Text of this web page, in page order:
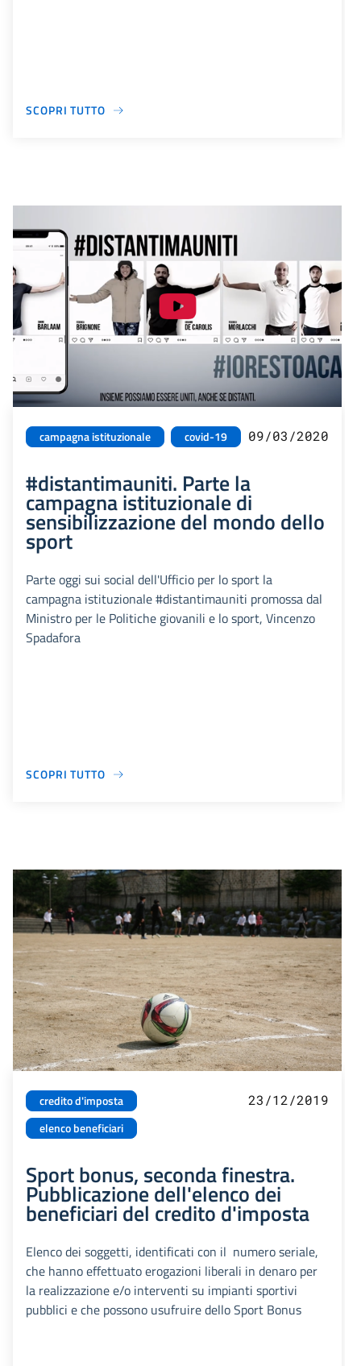
SCOPRI TUTTO
campagna istituzionale covid-19 09/03/2020
#distantimauniti. Parte la
campagna istituzionale di
sensibilizzazione del mondo dello
sport
Parte oggi sui social dell'Ufficio per lo sport la
campagna istituzionale #distantimauniti promossa dal
Ministro per le Politiche giovanili e lo sport, Vincenzo
Spadafora
SCOPRI TUTTO
credito d'imposta
elenco beneficiari
23/12/2019
Sport bonus, seconda finestra.
Pubblicazione dell'elenco dei
beneficiari del credito d'imposta
Elenco dei soggetti, identificati con il numero seriale,
che hanno effettuato erogazioni liberali in denaro per
la realizzazione e/o interventi su impianti sportivi
pubblici e che possono usufruire dello Sport Bonus